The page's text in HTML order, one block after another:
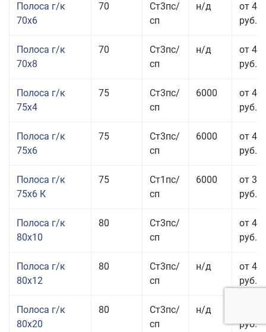
Полоса г/к
70x6
70
Ст3пс/
сп
н/д
от 43
руб.
Полоса г/к
70x8
70
Ст3пс/
сп
н/д
от 43
руб.
Полоса г/к
75x4
75
Ст3пс/
сп
6000
от 42
руб.
Полоса г/к
75x6
75
Ст3пс/
сп
6000
от 42
руб.
Полоса г/к
75x6 К
75
Ст1пс/
сп
6000
от 35
руб.
Полоса г/к
80x10
80
Ст3пс/
сп
от 43
руб.
Полоса г/к
80x12
80
Ст3пс/
сп
н/д
от 45
руб.
Полоса г/к
80x20
80
Ст3пс/
сп
н/д
руб.